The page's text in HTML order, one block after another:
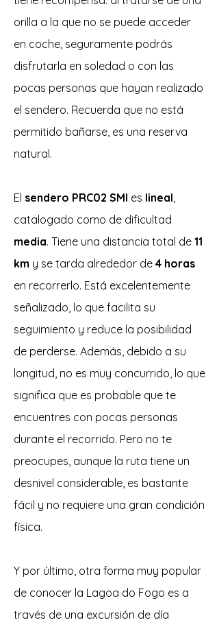
orilla a la que no se puede acceder
en coche, seguramente podrás
disfrutarla en soledad o con las
pocas personas que hayan realizado
el sendero. Recuerda que no está
permitido bañarse, es una reserva
natural.
El sendero PRC02 SMI es lineal,
catalogado como de dificultad
media. Tiene una distancia total de 11
km y se tarda alrededor de 4 horas
en recorrerlo. Está excelentemente
señalizado, lo que facilita su
seguimiento y reduce la posibilidad
de perderse. Además, debido a su
longitud, no es muy concurrido, lo que
significa que es probable que te
encuentres con pocas personas
durante el recorrido. Pero no te
preocupes, aunque la ruta tiene un
desnivel considerable, es bastante
fácil y no requiere una gran condición
física.
Y por último, otra forma muy popular
de conocer la Lagoa do Fogo es a
través de una excursión de día